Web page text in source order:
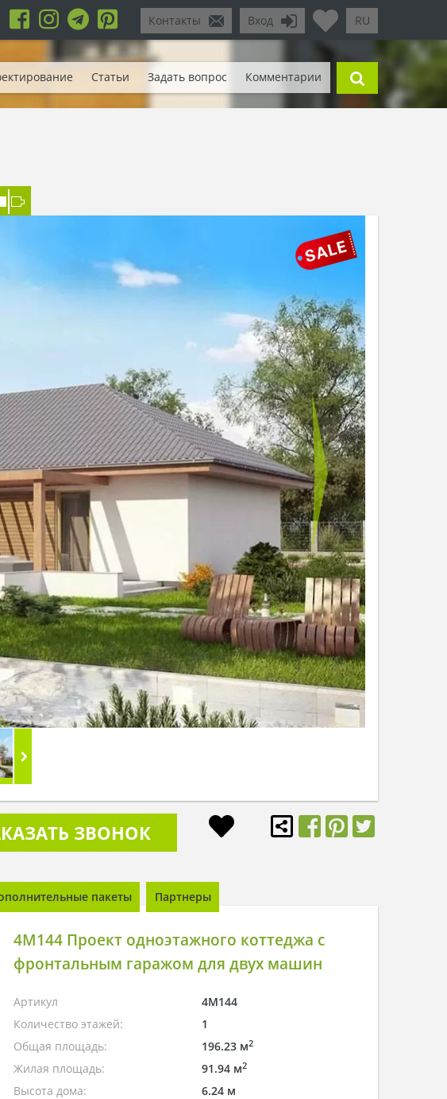
RU
Вход
Контакты
Статьи Задать вопрос Комментарии
ЗВОНОК
пакеты Партнеры
4M144 Проект одноэтажного коттеджа с
фронтальным гаражом для двух машин
Артикул
4M144
Количество этажей:
1
Общая площадь:
196.23 м2
Жилая площадь: 91.94 м2
Высота дома:
6.24 м